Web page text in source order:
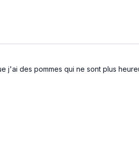
des pommes qui ne sont plus